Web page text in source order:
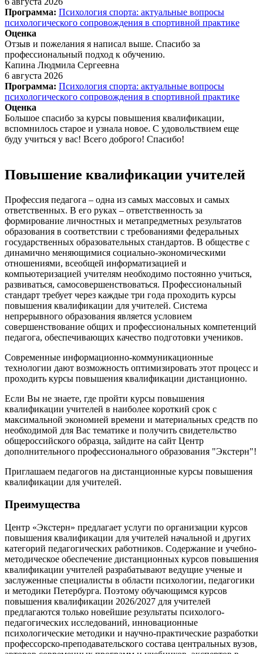
Программа: Психология спорта: актуальные вопросы
психологического сопровождения в спортивной практике
Оценка
Отзыв и пожелания я написал выше. Спасибо за
профессиональный подход к обучению.
Капина Людмила Сергеевна
6 августа 2026
Программа: Психология спорта: актуальные вопросы
психологического сопровождения в спортивной практике
Оценка
Большое спасибо за курсы повышения квалификации,
вспомнилось старое и узнала новое. С удовольствием еще
буду учиться у вас! Всего доброго! Спасибо!
Повышение квалификации учителей
Профессия педагога – одна из самых массовых и самых
ответственных. В его руках – ответственность за
формирование личностных и метапредметных результатов
образования в соответствии с требованиями федеральных
государственных образовательных стандартов. В обществе с
динамично меняющимися социально-экономическими
отношениями, всеобщей информатизацией и
компьютеризацией учителям необходимо постоянно учиться,
развиваться, самосовершенствоваться. Профессиональный
стандарт требует через каждые три года проходить курсы
повышения квалификации для учителей. Система
непрерывного образования является условием
совершенствование общих и профессиональных компетенций
педагога, обеспечивающих качество подготовки учеников.
Современные информационно-коммуникационные
технологии дают возможность оптимизировать этот процесс и
проходить курсы повышения квалификации дистанционно.
Если Вы не знаете, где пройти курсы повышения
квалификации учителей в наиболее короткий срок с
максимальной экономией времени и материальных средств по
необходимой для Вас тематике и получить свидетельство
общероссийского образца, зайдите на сайт Центр
дополнительного профессионального образования "Экстерн"!
Приглашаем педагогов на дистанционные курсы повышения
квалификации для учителей.
Преимущества
Центр «Экстерн» предлагает услуги по организации курсов
повышения квалификации для учителей начальной и других
категорий педагогических работников. Содержание и учебно-
методическое обеспечение дистанционных курсов повышения
квалификации учителей разрабатывают ведущие ученые и
заслуженные специалисты в области психологии, педагогики
и методики Петербурга. Поэтому обучающимся курсов
повышения квалификации 2026/2027 для учителей
предлагаются только новейшие результаты психолого-
педагогических исследований, инновационные
психологические методики и научно-практические разработки
профессорско-преподавательского состава центральных вузов,